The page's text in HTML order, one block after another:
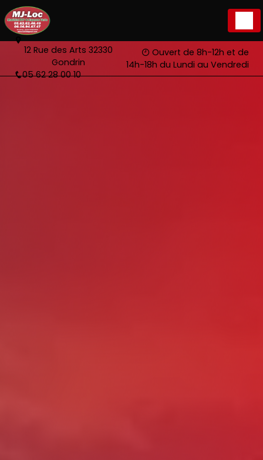
12 Rue des Arts 32330
Gondrin
05 62 28 00 10
Ouvert de 8h-12h et de
14h-18h du Lundi au Vendredi
Panneau de gestion des cookies